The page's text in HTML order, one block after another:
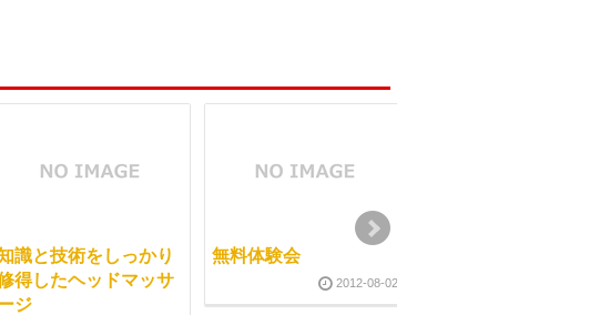
識と技術をしっかり
得したヘッドマッサ
ジ
無料体験会
2012-08-02